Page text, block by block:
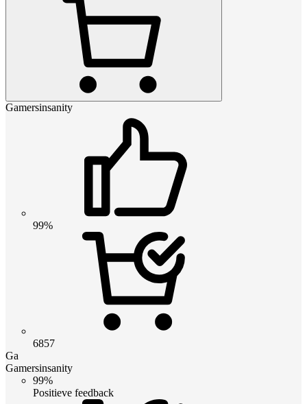
Gamersinsanity
99%
6857
Ga
Gamersinsanity
99%
Positieve feedback